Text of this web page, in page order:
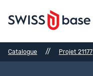
Catalogue // Projet 21177